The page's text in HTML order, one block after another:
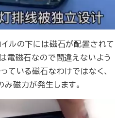
ルの下には磁石が配置されて
電磁石なので間違えないよう
ている磁石なわけではなく、
磁力が発生します。